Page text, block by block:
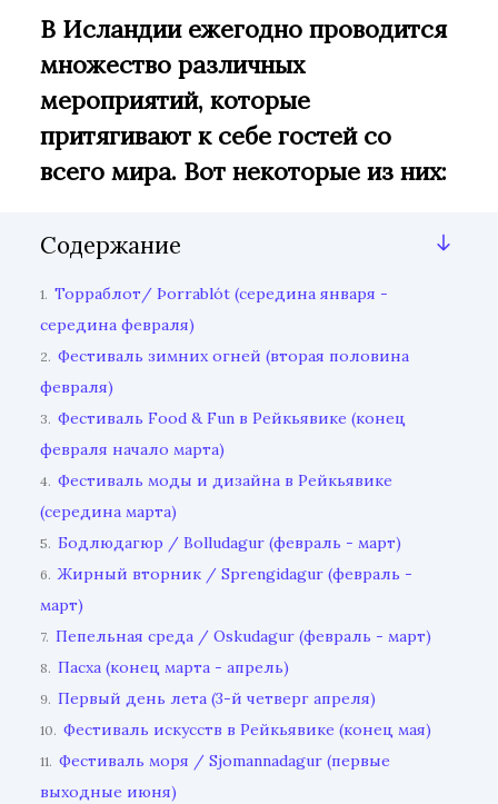
В Исландии ежегодно проводится
множество различных
мероприятий, которые
притягивают к себе гостей со
всего мира. Вот некоторые из них:
Содержание
1. Торраблот/ Þorrablót (середина января -
середина февраля)
2. Фестиваль зимних огней (вторая половина
февраля)
3. Фестиваль Food & Fun в Рейкьявике (конец
февраля начало марта)
4. Фестиваль моды и дизайна в Рейкьявике
(середина марта)
5. Бодлюдагюр / Bolludagur (февраль - март)
6. Жирный вторник / Sprengidagur (февраль -
март)
7. Пепельная среда / Oskudagur (февраль - март)
8. Пасха (конец марта - апрель)
9. Первый день лета (3-й четверг апреля)
10. Фестиваль искусств в Рейкьявике (конец мая)
11. Фестиваль моря / Sjomannadagur (первые
выходные июня)